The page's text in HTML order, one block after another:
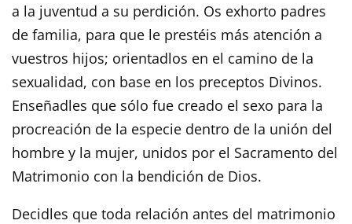
a la juventud a su perdición. Os exhorto padres
de familia, para que le prestéis más atención a
vuestros hijos; orientadlos en el camino de la
sexualidad, con base en los preceptos Divinos.
Enseñadles que sólo fue creado el sexo para la
procreación de la especie dentro de la unión del
hombre y la mujer, unidos por el Sacramento del
Matrimonio con la bendición de Dios.
Decidles que toda relación antes del matrimonio